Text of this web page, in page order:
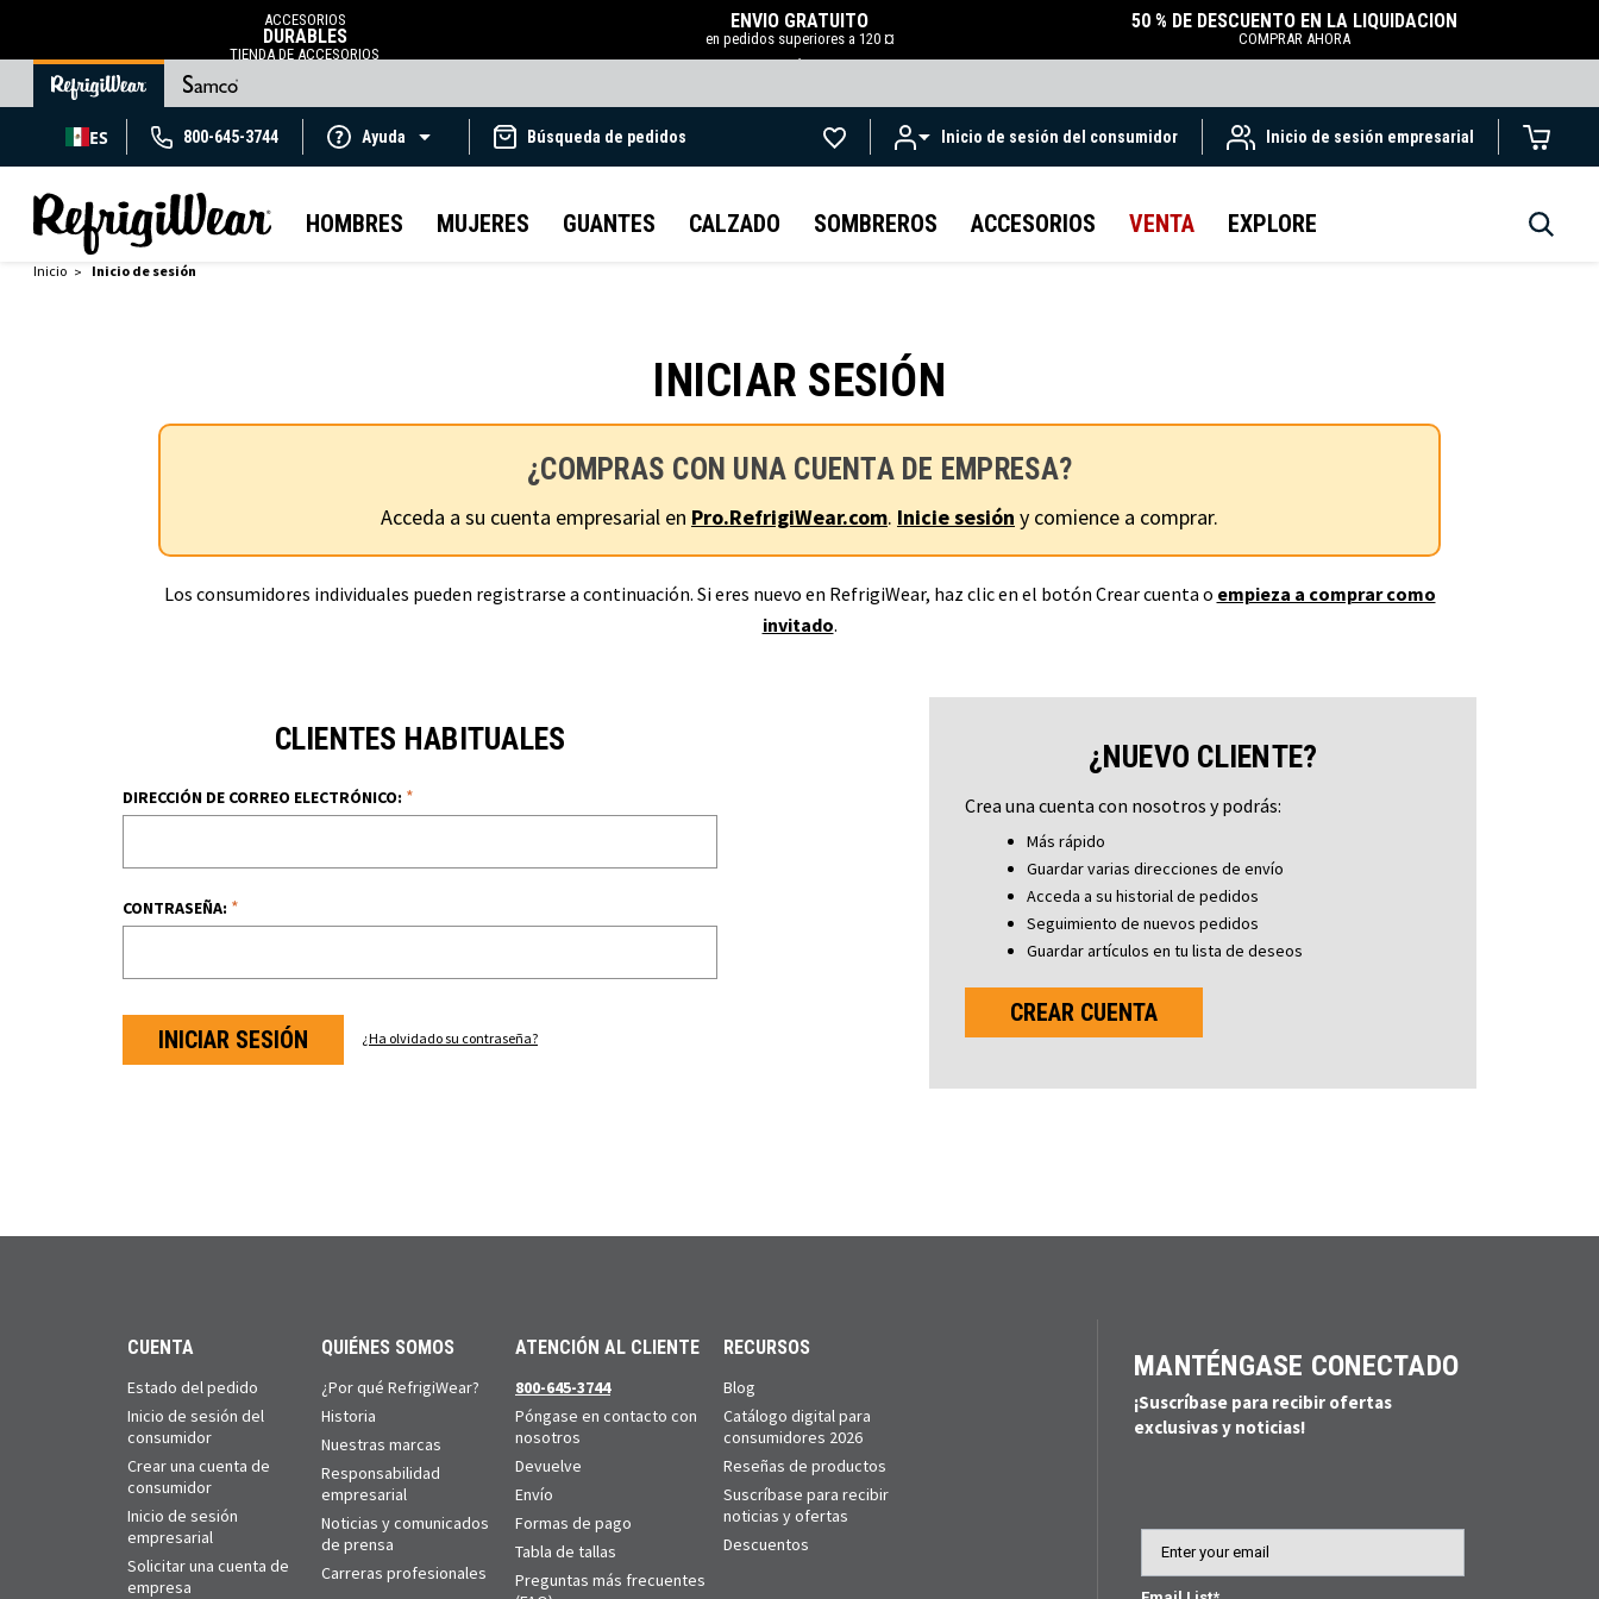
ACCESORIOS
DURABLES
TIENDA DE ACCESORIOS
ENVÍO GRATUITO
en pedidos superiores a 120 ¤
.
50 % DE DESCUENTO EN LA LIQUIDACIÓN
COMPRAR AHORA
ES 800-645-3744 Ayuda Búsqueda de pedidos Inicio de sesión del consumidor Inicio de sesión empresarial
HOMBRES MUJERES GUANTES CALZADO SOMBREROS ACCESORIOS VENTA EXPLORE
Inicio Inicio de sesión
INICIAR SESIÓN
¿COMPRAS CON UNA CUENTA DE EMPRESA?
Acceda a su cuenta empresarial en Pro.RefrigiWear.com. Inicie sesión y comience a comprar.
Los consumidores individuales pueden registrarse a continuación. Si eres nuevo en RefrigiWear, haz clic en el botón Crear cuenta o empieza a comprar como
invitado.
CLIENTES HABITUALES
DIRECCIÓN DE CORREO ELECTRÓNICO: *
CONTRASEÑA: *
¿Ha olvidado su contraseña?
¿NUEVO CLIENTE?
Crea una cuenta con nosotros y podrás:
Más rápido
Guardar varias direcciones de envío
Acceda a su historial de pedidos
Seguimiento de nuevos pedidos
Guardar artículos en tu lista de deseos
CREAR CUENTA
CUENTA
Estado del pedido
Inicio de sesión del
consumidor
Crear una cuenta de
consumidor
Inicio de sesión
empresarial
Solicitar una cuenta de
empresa
QUIÉNES SOMOS
¿Por qué RefrigiWear?
Historia
Nuestras marcas
Responsabilidad
empresarial
Noticias y comunicados
de prensa
Carreras profesionales
ATENCIÓN AL CLIENTE
800-645-3744
Póngase en contacto con
nosotros
Devuelve
Envío
Formas de pago
Tabla de tallas
Preguntas más frecuentes
RECURSOS
Blog
Catálogo digital para
consumidores 2026
Reseñas de productos
Suscríbase para recibir
noticias y ofertas
Descuentos
MANTÉNGASE CONECTADO
¡Suscríbase para recibir ofertas
exclusivas y noticias!